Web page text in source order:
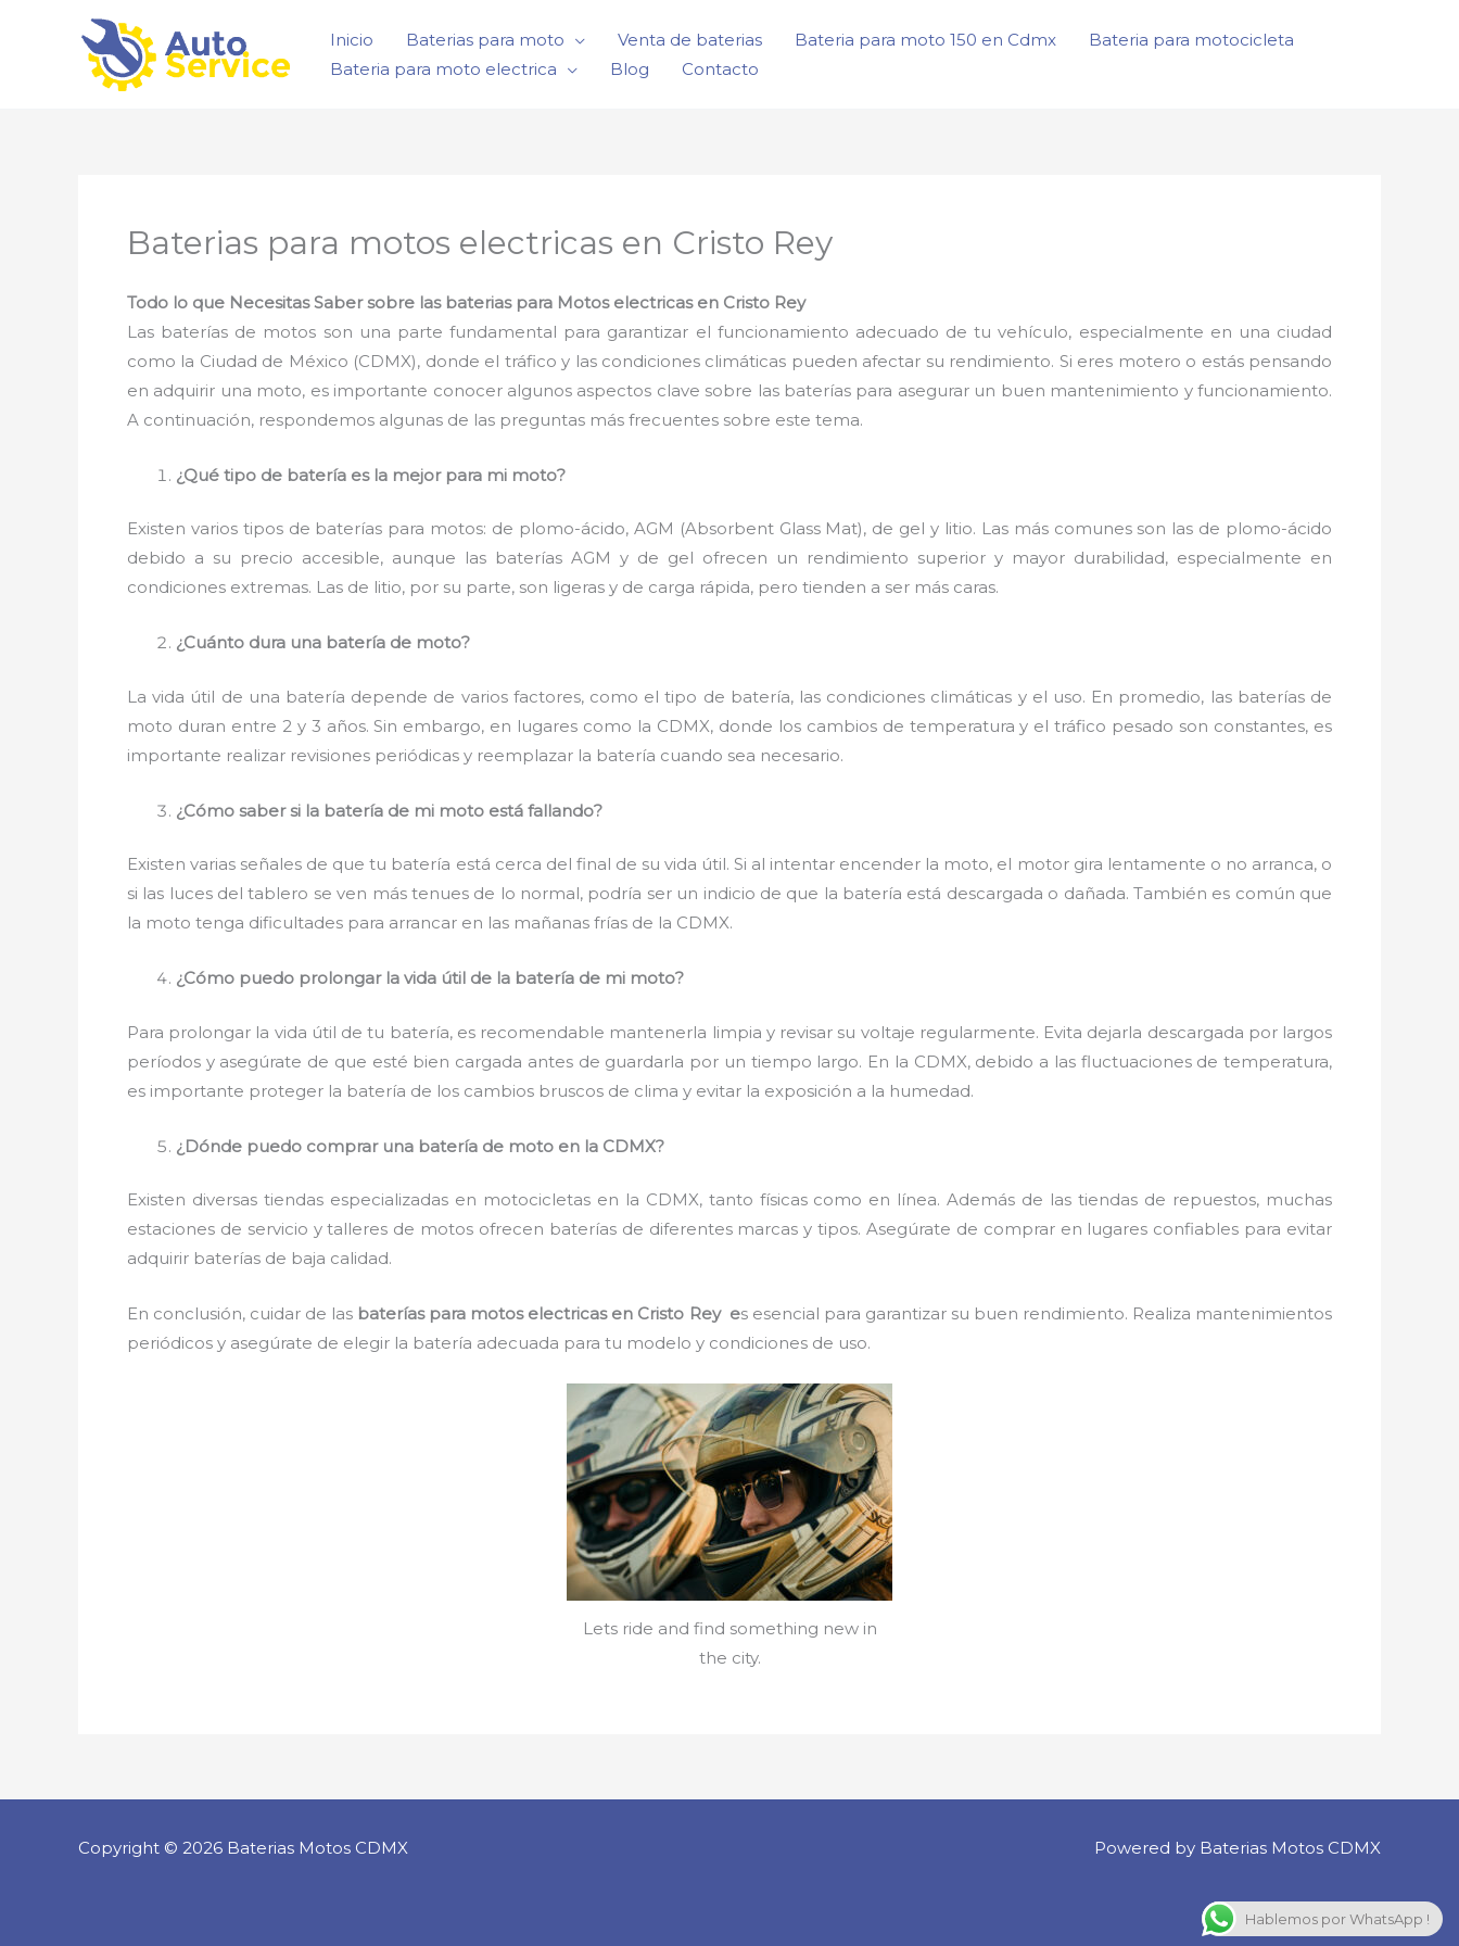
Inicio Baterias para moto Venta de baterias Bateria para moto 150 en Cdmx
Bateria para motocicleta
Bateria para moto electrica
Blog Contacto
Baterias para motos electricas en Cristo Rey
Todo lo que Necesitas Saber sobre las baterias para Motos electricas en Cristo Rey
Las baterías de motos son una parte fundamental para garantizar el funcionamiento adecuado de tu vehículo, especialmente en una ciudad
como la Ciudad de México (CDMX), donde el tráfico y las condiciones climáticas pueden afectar su rendimiento. Si eres motero o estás pensando
en adquirir una moto, es importante conocer algunos aspectos clave sobre las baterías para asegurar un buen mantenimiento y funcionamiento.
A continuación, respondemos algunas de las preguntas más frecuentes sobre este tema.
¿Qué tipo de batería es la mejor para mi moto?
Existen varios tipos de baterías para motos: de plomo-ácido, AGM (Absorbent Glass Mat), de gel y litio. Las más comunes son las de plomo-ácido
debido a su precio accesible, aunque las baterías AGM y de gel ofrecen un rendimiento superior y mayor durabilidad, especialmente en
condiciones extremas. Las de litio, por su parte, son ligeras y de carga rápida, pero tienden a ser más caras.
¿Cuánto dura una batería de moto?
La vida útil de una batería depende de varios factores, como el tipo de batería, las condiciones climáticas y el uso. En promedio, las baterías de
moto duran entre 2 y 3 años. Sin embargo, en lugares como la CDMX, donde los cambios de temperatura y el tráfico pesado son constantes, es
importante realizar revisiones periódicas y reemplazar la batería cuando sea necesario.
¿Cómo saber si la batería de mi moto está fallando?
Existen varias señales de que tu batería está cerca del final de su vida útil. Si al intentar encender la moto, el motor gira lentamente o no arranca, o
si las luces del tablero se ven más tenues de lo normal, podría ser un indicio de que la batería está descargada o dañada. También es común que
la moto tenga dificultades para arrancar en las mañanas frías de la CDMX.
¿Cómo puedo prolongar la vida útil de la batería de mi moto?
Para prolongar la vida útil de tu batería, es recomendable mantenerla limpia y revisar su voltaje regularmente. Evita dejarla descargada por largos
períodos y asegúrate de que esté bien cargada antes de guardarla por un tiempo largo. En la CDMX, debido a las fluctuaciones de temperatura,
es importante proteger la batería de los cambios bruscos de clima y evitar la exposición a la humedad.
¿Dónde puedo comprar una batería de moto en la CDMX?
Existen diversas tiendas especializadas en motocicletas en la CDMX, tanto físicas como en línea. Además de las tiendas de repuestos, muchas
estaciones de servicio y talleres de motos ofrecen baterías de diferentes marcas y tipos. Asegúrate de comprar en lugares confiables para evitar
adquirir baterías de baja calidad.
En conclusión, cuidar de las baterías para motos electricas en Cristo Rey es esencial para garantizar su buen rendimiento. Realiza mantenimientos
periódicos y asegúrate de elegir la batería adecuada para tu modelo y condiciones de uso.
Lets ride and find something new in
the city.
Copyright © 2026 Baterias Motos CDMX Powered by Baterias Motos CDMX
Hablemos por WhatsApp !